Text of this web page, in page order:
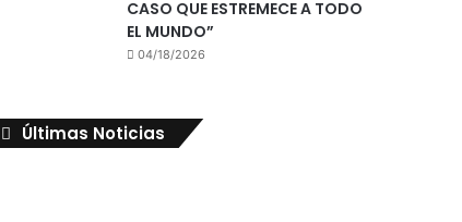
CASO QUE ESTREMECE A TODO
EL MUNDO”
04/18/2026
Últimas Noticias